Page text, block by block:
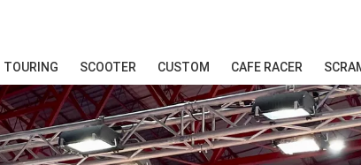
TOURING SCOOTER CUSTOM CAFE RACER